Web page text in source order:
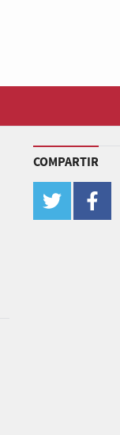
COMPARTIR
twitter